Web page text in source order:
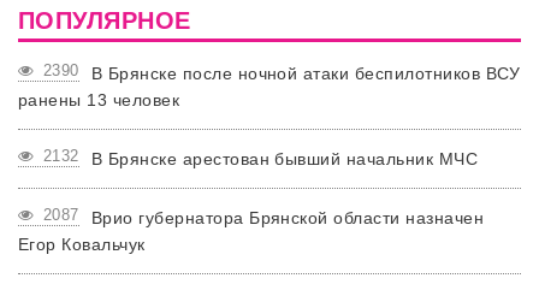
ПОПУЛЯРНОЕ
2390
В Брянске после ночной атаки беспилотников ВСУ
ранены 13 человек
2132 В Брянске арестован бывший начальник МЧС
2087
Врио губернатора Брянской области назначен
Егор Ковальчук